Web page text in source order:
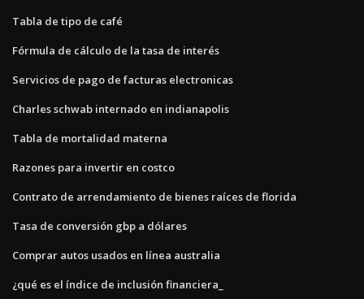
Tabla de tipo de café
Fórmula de cálculo de la tasa de interés
Servicios de pago de facturas electronicas
Charles schwab internado en indianapolis
Tabla de mortalidad materna
Razones para invertir en costco
Contrato de arrendamiento de bienes raíces de florida
Tasa de conversión gbp a dólares
Comprar autos usados ​​en línea australia
¿qué es el índice de inclusión financiera_